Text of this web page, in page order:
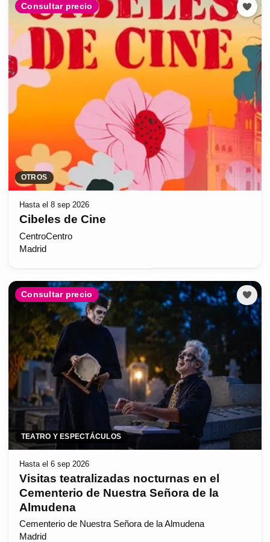
Consultar precio
OTROS
Hasta el 8 sep 2026
Cibeles de Cine
CentroCentro
Madrid
Consultar precio
TEATRO Y ESPECTÁCULOS
Hasta el 6 sep 2026
Visitas teatralizadas nocturnas en el
Cementerio de Nuestra Señora de la
Almudena
Cementerio de Nuestra Señora de la Almudena
Madrid